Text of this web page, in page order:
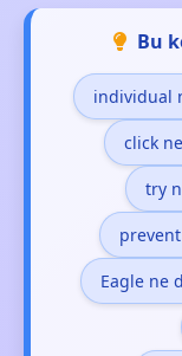
Bu
individual
click
try
Eagle ne